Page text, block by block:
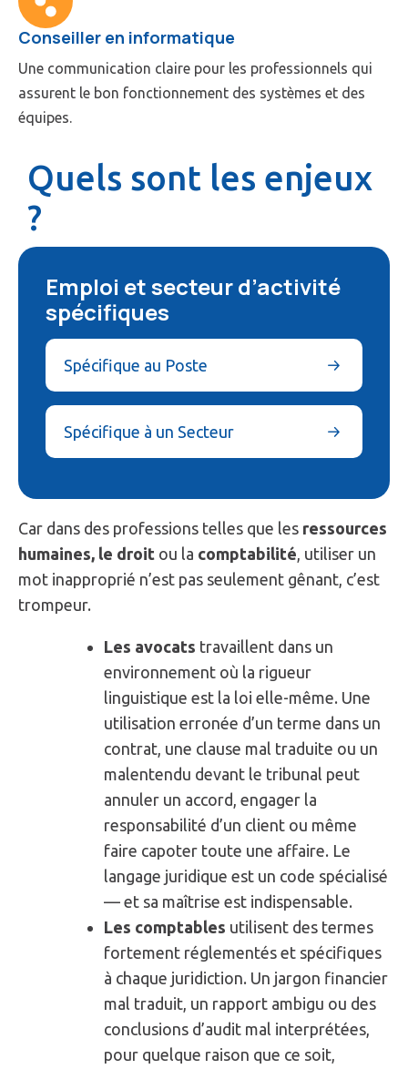
Conseiller en informatique
Une communication claire pour les professionnels qui
assurent le bon fonctionnement des systèmes et des
équipes.
Quels sont les enjeux
?
Emploi et secteur d’activité
spécifiques
Spécifique au Poste
Spécifique à un Secteur
Car dans des professions telles que les ressources
humaines, le droit ou la comptabilité, utiliser un
mot inapproprié n’est pas seulement gênant, c’est
trompeur.
Les avocats travaillent dans un
environnement où la rigueur
linguistique est la loi elle-même. Une
utilisation erronée d’un terme dans un
contrat, une clause mal traduite ou un
malentendu devant le tribunal peut
annuler un accord, engager la
responsabilité d’un client ou même
faire capoter toute une affaire. Le
langage juridique est un code spécialisé
— et sa maîtrise est indispensable.
Les comptables utilisent des termes
fortement réglementés et spécifiques
à chaque juridiction. Un jargon financier
mal traduit, un rapport ambigu ou des
conclusions d’audit mal interprétées,
pour quelque raison que ce soit,